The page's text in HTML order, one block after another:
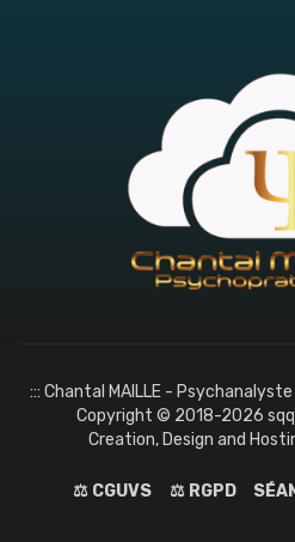
::: Chantal MAILLE - Psychanalyste
Copyright © 2018-2026 sqq
Creation, Design and
⚖️ CGUVS ⚖️ RGPD